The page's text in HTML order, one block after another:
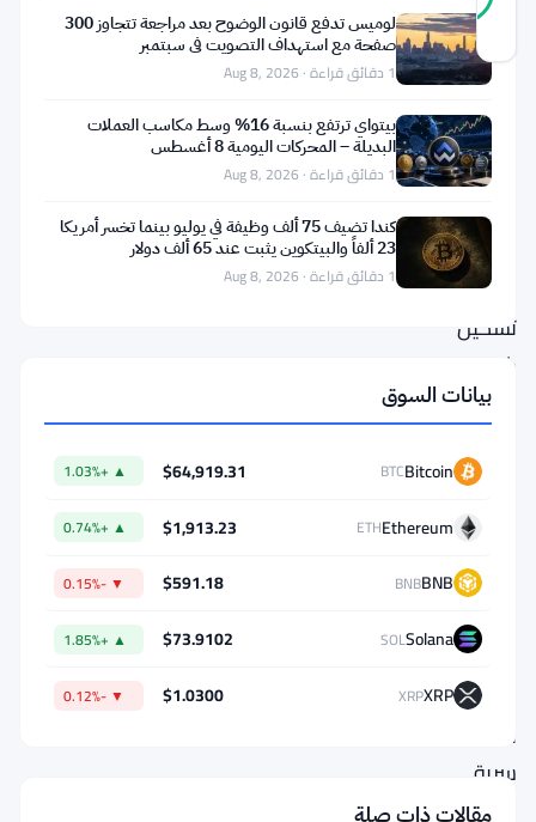
آخر تحديث 2 أشهر مضت
تحركت
مشروعا
عملات
رقمية
كبيران
لإعادة
تشكيل
كيفية
عمل
المعاملات
الخاصة.
أطلقت
ستاركوير
وسوي
أنظمة
تحويلات
سرية
لوميس تدفع قانون الوضوح بعد مراجعة تتجاوز 300
صفحة مع استهداف التصويت في سبتمبر
1 دقائق قراءة · Aug 8, 2026
بيتواي ترتفع بنسبة 16% وسط مكاسب العملات
البديلة – المحركات اليومية 8 أغسطس
1 دقائق قراءة · Aug 8, 2026
كندا تضيف 75 ألف وظيفة في يوليو بينما تخسر أمريكا
23 ألفاً والبيتكوين يثبت عند 65 ألف دولار
1 دقائق قراءة · Aug 8, 2026
بيانات السوق
Bitcoin
BTC
$64,919.31
▲ +1.03%
Ethereum
ETH
$1,913.23
▲ +0.74%
BNB
BNB
$591.18
▼ -0.15%
Solana
SOL
$73.9102
▲ +1.85%
XRP
XRP
$1.0300
▼ -0.12%
مقالات ذات صلة